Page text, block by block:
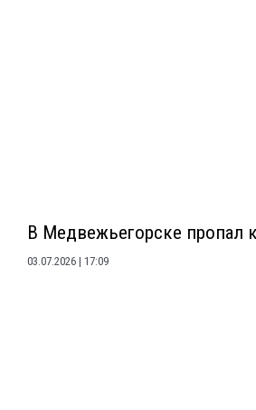
В Медвежьегорске пропал
03.07.2026 17:09